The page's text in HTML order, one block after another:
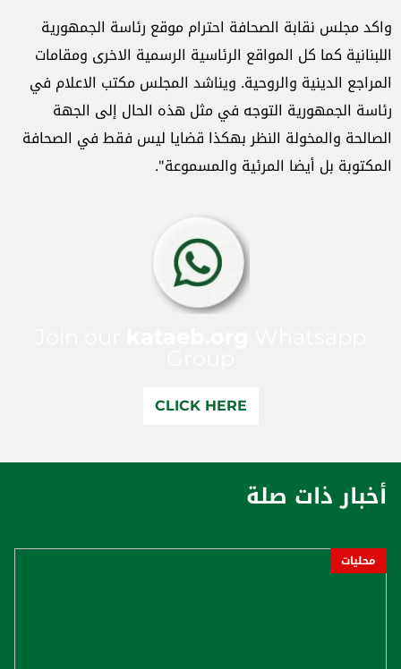
واكد مجلس نقابة الصحافة احترام موقع رئاسة الجمهورية
اللبنانية كما كل المواقع الرئاسية الرسمية الاخرى ومقامات
المراجع الدينية والروحية. ويناشد المجلس مكتب الاعلام في
رئاسة الجمهورية التوجه في مثل هذه الحال إلى الجهة
الصالحة والمخولة النظر بهكذا قضايا ليس فقط في الصحافة
المكتوبة بل أيضا المرئية والمسموعة".
CLICK HERE
أخبار ذات صلة
محليات